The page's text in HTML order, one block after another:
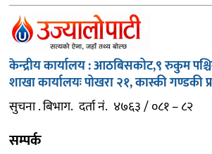
केन्द्रीय कार्यालय : आठबिसकोट,९ रुकुम
शाखा कार्यालयः पोखरा २१, कास्की गण्डकी
सुचना . बिभाग. दर्ता नं. ४७६३ / ०८१ – ८२
सम्पर्क